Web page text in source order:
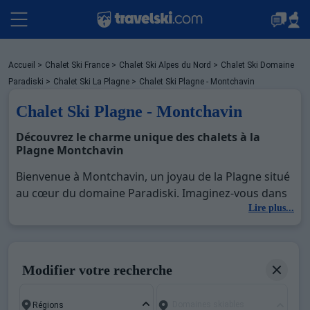
Packages
Stations
Sites CSE & Groupes
Accueil > Chalet Ski France > Chalet Ski Alpes du Nord > Chalet Ski Domaine
Paradiski > Chalet Ski La Plagne > Chalet Ski Plagne - Montchavin
Chalet Ski Plagne - Montchavin
Découvrez le charme unique des chalets à la
Plagne Montchavin
Bienvenue à Montchavin, un joyau de la Plagne situé
au cœur du domaine Paradiski. Imaginez-vous dans
ce village pittoresque, entouré de montagnes
accès direct aux remontées mécaniques,
Lire plus...
Modifier votre recherche